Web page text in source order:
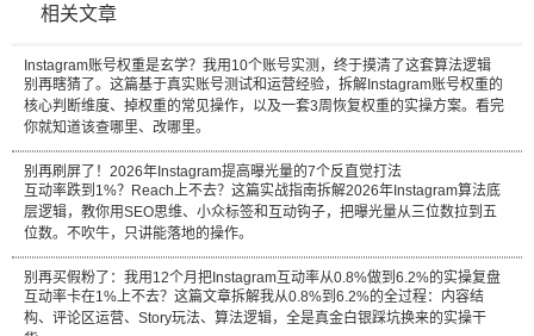
相关文章
Instagram账号权重是玄学？我用10个账号实测，终于摸清了这套算法逻辑
别再瞎猜了。这篇基于真实账号测试和运营经验，拆解Instagram账号权重的
核心判断维度、掉权重的常见操作，以及一套3周恢复权重的实操方案。看完
你就知道该查哪里、改哪里。
别再刷屏了！2026年Instagram提高曝光量的7个反直觉打法
互动率跌到1%？Reach上不去？这篇实战指南拆解2026年Instagram算法底
层逻辑，教你用SEO思维、小众标签和互动钩子，把曝光量从三位数拉到五
位数。不吹牛，只讲能落地的操作。
别再买假粉了：我用12个月把Instagram互动率从0.8%做到6.2%的实操复盘
互动率卡在1%上不去？这篇文章拆解我从0.8%到6.2%的全过程：内容结
构、评论区运营、Story玩法、算法逻辑，全是真金白银踩坑换来的实操干